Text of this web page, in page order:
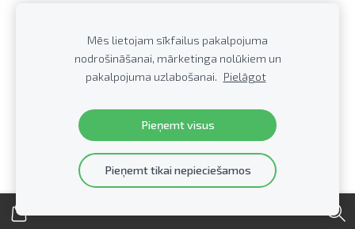
Jūrmala, LV-2016, Latvija Tālrunis: +37120279922,
pasts: info@profkor.lv
© 2008-2025 PROFKOR.Visas tiesības aizsargātas.
Mēs lietojam sīkfailus pakalpojuma
nodrošināšanai, mārketinga nolūkiem un
pakalpojuma uzlabošanai. Pielāgot
Pieņemt visus
Pieņemt tikai nepieciešamos